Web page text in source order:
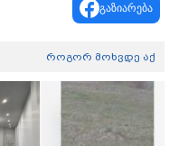
გაზიარება
როგორ მოხვდე აქ